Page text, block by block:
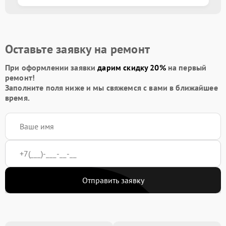
Оставьте заявку на ремонт
При оформлении заявкидарим скидку 20%на первый
ремонт!
Заполните поля ниже и мы свяжемся с вами в ближайшее
время.
Отправить заявку